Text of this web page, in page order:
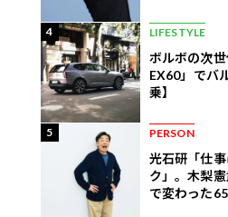
4 LIFESTYLE
ボルボの次
EX60」でバ
乗】
5 PERSON
光石研「仕
ク」。木梨
で変わった